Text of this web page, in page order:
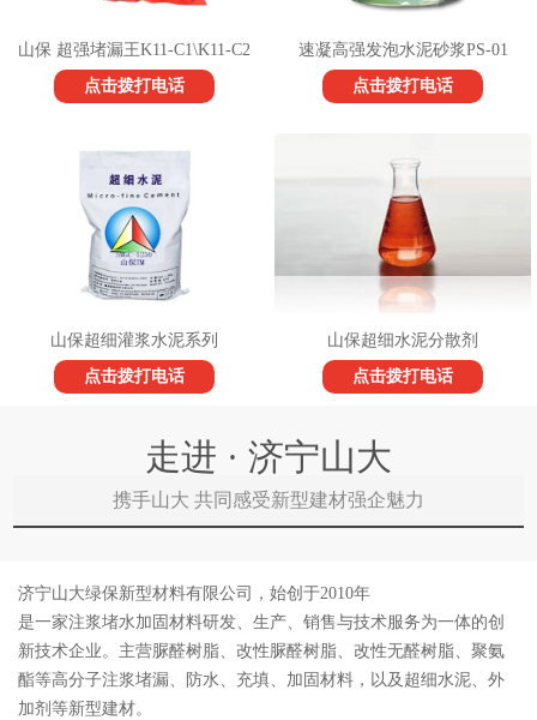
山保 超强堵漏王K11-C1\K11-C2
点击拨打电话
速凝高强发泡水泥砂浆PS-01
点击拨打电话
山保超细灌浆水泥系列
点击拨打电话
山保超细水泥分散剂
点击拨打电话
走进 · 济宁山大
携手山大 共同感受新型建材强企魅力
济宁山大绿保新型材料有限公司，始创于2010年
是一家注浆堵水加固材料研发、生产、销售与技术服务为一体的创
新技术企业。主营脲醛树脂、改性脲醛树脂、改性无醛树脂、聚氨
酯等高分子注浆堵漏、防水、充填、加固材料，以及超细水泥、外
加剂等新型建材。